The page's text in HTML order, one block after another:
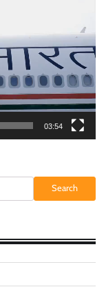
03:54
Search